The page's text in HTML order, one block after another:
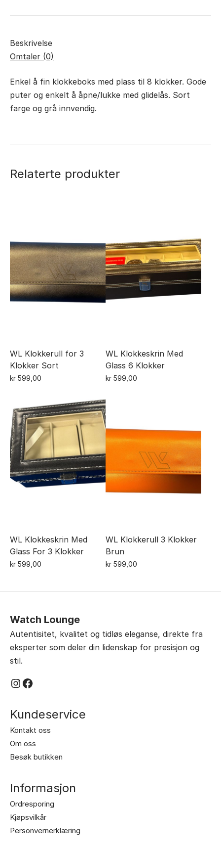
Beskrivelse
Omtaler (0)
Enkel å fin klokkeboks med plass til 8 klokker. Gode
puter og enkelt å åpne/lukke med glidelås. Sort
farge og grå innvendig.
Relaterte produkter
WL Klokkerull for 3
Klokker Sort
kr 599,00
WL Klokkeskrin Med
Glass 6 Klokker
kr 599,00
WL Klokkeskrin Med
Glass For 3 Klokker
kr 599,00
WL Klokkerull 3 Klokker
Brun
kr 599,00
Watch Lounge
Autentisitet, kvalitet og tidløs eleganse, direkte fra
eksperter som deler din lidenskap for presisjon og
stil.
Instagram
Facebook
Kundeservice
Kontakt oss
Om oss
Besøk butikken
Informasjon
Ordresporing
Kjøpsvilkår
Personvernerklæring